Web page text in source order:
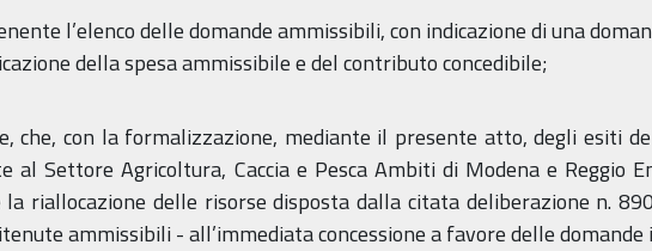
l’elenco delle domande ammissibili, con indicazione di una
della spesa ammissibile e del contributo concedibile;
che, con la formalizzazione, mediante il presente atto, degli esiti
al Settore Agricoltura, Caccia e Pesca Ambiti di Modena e Reggio
riallocazione delle risorse disposta dalla citata deliberazione n.
ammissibili - all’immediata concessione a favore delle